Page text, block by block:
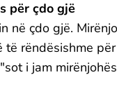
për çdo gjë
në çdo gjë.
të rëndësishme
i jam